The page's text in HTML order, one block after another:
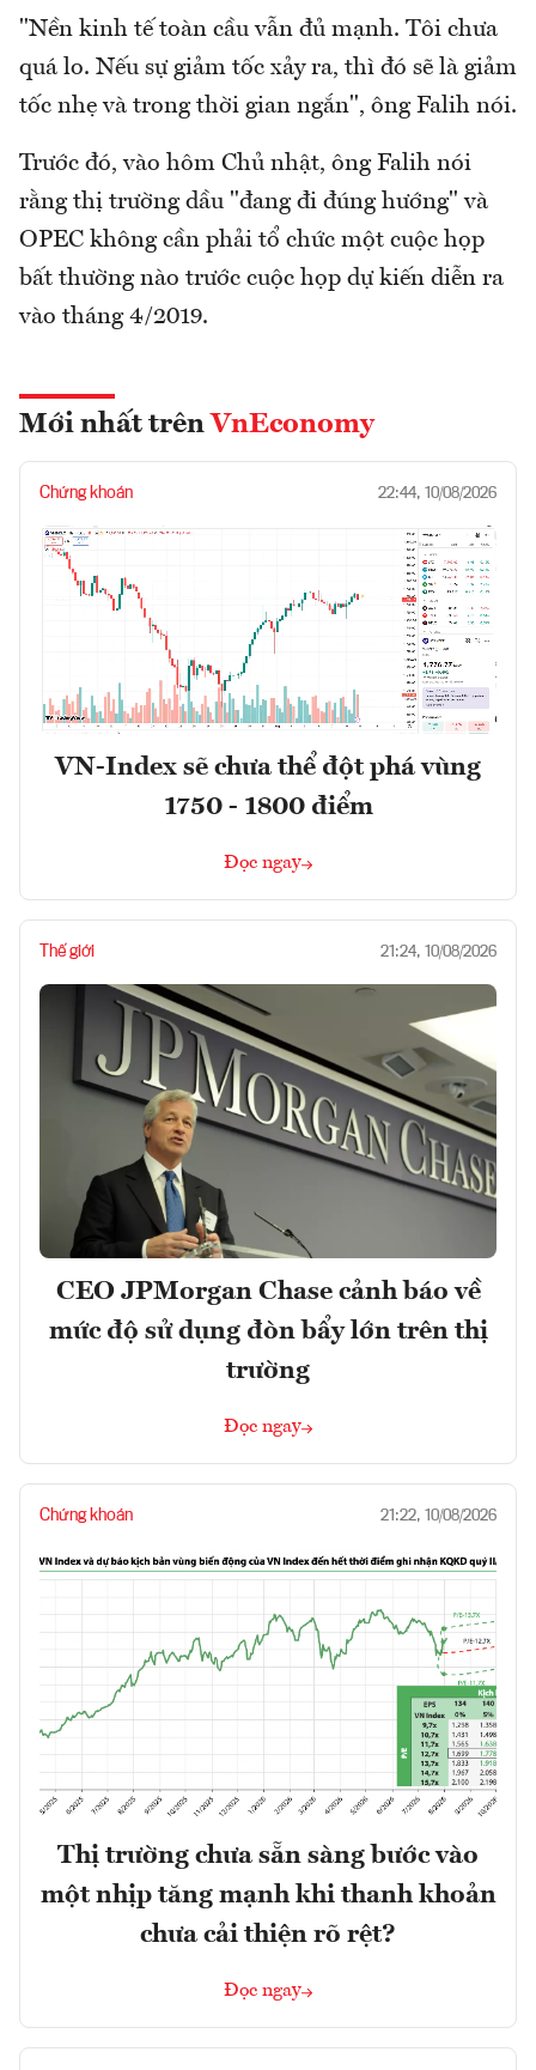
"Nền kinh tế toàn cầu vẫn đủ mạnh. Tôi chưa
quá lo. Nếu sự giảm tốc xảy ra, thì đó sẽ là giảm
tốc nhẹ và trong thời gian ngắn", ông Falih nói.
Trước đó, vào hôm Chủ nhật, ông Falih nói
rằng thị trường dầu "đang đi đúng hướng" và
OPEC không cần phải tổ chức một cuộc họp
bất thường nào trước cuộc họp dự kiến diễn ra
vào tháng 4/2019.
Mới nhất trên VnEconomy
Chứng khoán 22:44, 10/08/2026
VN-Index sẽ chưa thể đột phá vùng
1750 - 1800 điểm
Đọc ngay
Thế giới 21:24, 10/08/2026
CEO JPMorgan Chase cảnh báo về
mức độ sử dụng đòn bẩy lớn trên thị
trường
Đọc ngay
Chứng khoán 21:22, 10/08/2026
Thị trường chưa sẵn sàng bước vào
một nhịp tăng mạnh khi thanh khoản
chưa cải thiện rõ rệt?
Đọc ngay